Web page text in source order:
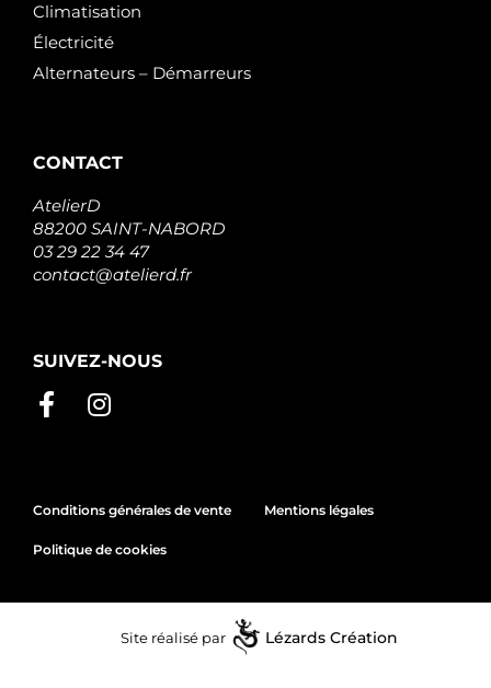
Climatisation
Électricité
Alternateurs – Démarreurs
CONTACT
AtelierD
88200 SAINT-NABORD
03 29 22 34 47
contact@atelierd.fr
SUIVEZ-NOUS
Conditions générales de vente Mentions légales
Politique de cookies
Site réalisé par Lézards Création